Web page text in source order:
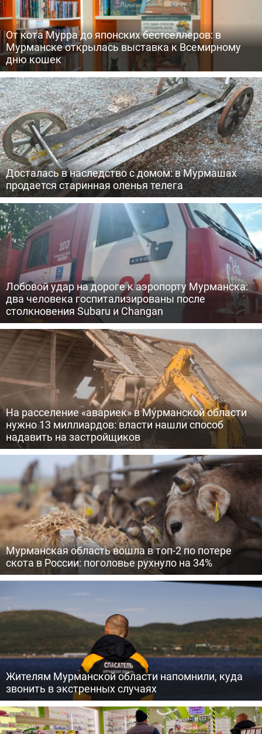
От кота Мурра до японских бестселлеров: в
Мурманске открылась выставка к Всемирному
дню кошек
Досталась в наследство с домом: в Мурмашах
продается старинная оленья телега
Лобовой удар на дороге к аэропорту Мурманска:
два человека госпитализированы после
столкновения Subaru и Changan
На расселение «авариек» в Мурманской области
нужно 13 миллиардов: власти нашли способ
надавить на застройщиков
Мурманская область вошла в топ-2 по потере
скота в России: поголовье рухнуло на 34%
Жителям Мурманской области напомнили, куда
звонить в экстренных случаях